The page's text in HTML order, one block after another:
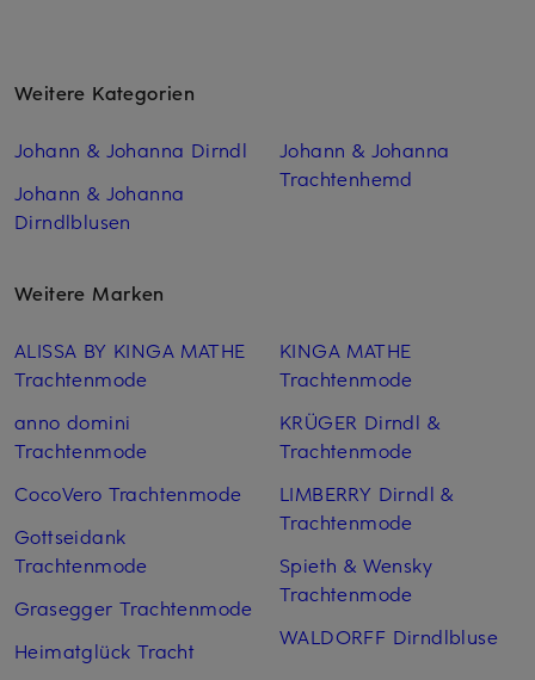
Weitere Kategorien
Johann & Johanna Dirndl
Johann & Johanna
Dirndlblusen
Johann & Johanna
Trachtenhemd
Weitere Marken
ALISSA BY KINGA MATHE
Trachtenmode
anno domini
Trachtenmode
CocoVero Trachtenmode
Gottseidank
Trachtenmode
Grasegger Trachtenmode
Heimatglück Tracht
KINGA MATHE
Trachtenmode
KRÜGER Dirndl &
Trachtenmode
LIMBERRY Dirndl &
Trachtenmode
Spieth & Wensky
Trachtenmode
WALDORFF Dirndlbluse